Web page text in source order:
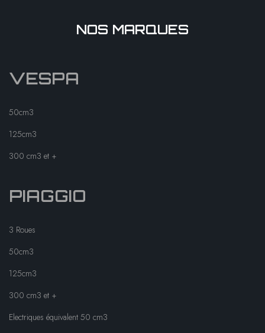
NOS MARQUES
VESPA
50cm3
125cm3
300 cm3 et +
PIAGGIO
3 Roues
50cm3
125cm3
300 cm3 et +
Electriques équivalent 50 cm3